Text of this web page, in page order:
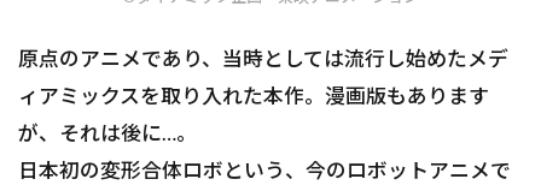
原点のアニメであり、当時としては流行し始めたメデ
ィアミックスを取り入れた本作。漫画版もあります
が、それは後に…。
日本初の変形合体ロボという、今のロボットアニメで